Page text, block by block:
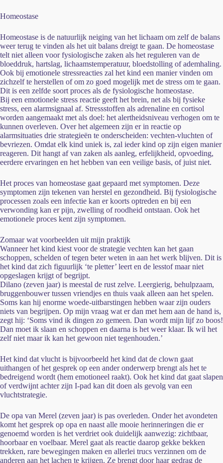
Homeostase
Homeostase is de natuurlijk neiging van het lichaam om zelf de balans
weer terug te vinden als het uit balans dreigt te gaan. De homeostase
telt niet alleen voor fysiologische zaken als het reguleren van de
bloeddruk, hartslag, lichaamstemperatuur, bloedstolling of ademhaling.
Ook bij emotionele stressreacties zal het kind een manier vinden om
zichzelf te herstellen of om zo goed mogelijk met de stress om te gaan.
Dit is een zelfde soort proces als de fysiologische homeostase.
Bij een emotionele stress reactie geeft het brein, net als bij fysieke
stress, een alarmsignaal af. Stressstoffen als adrenaline en cortisol
worden aangemaakt met als doel: het alertheidsniveau verhogen om te
kunnen overleven. Over het algemeen zijn er in reactie op
alarmsituaties drie strategieën te onderscheiden: vechten-vluchten of
bevriezen. Omdat elk kind uniek is, zal ieder kind op zijn eigen manier
reageren. Dit hangt af van zaken als aanleg, erfelijkheid, opvoeding,
eerdere ervaringen en het hebben van een veilige basis, of juist niet.
Het proces van homeostase gaat gepaard met symptomen. Deze
symptomen zijn tekenen van herstel en gezondheid. Bij fysiologische
processen zoals een infectie kan er koorts optreden en bij een
verwonding kan er pijn, zwelling of roodheid ontstaan. Ook het
emotionele proces kent zijn symptomen.
Zomaar wat voorbeelden uit mijn praktijk
Wanneer het kind kiest voor de strategie vechten kan het gaan
schoppen, schelden of tegen beter weten in aan het werk blijven. Dit is
het kind dat zich figuurlijk ‘te pletter’ leert en de lesstof maar niet
opgeslagen krijgt of begrijpt.
Dilano (zeven jaar) is meestal de rust zelve. Leergierig, behulpzaam,
bruggenbouwer tussen vriendjes en thuis vaak alleen aan het spelen.
Soms kan hij enorme woede-uitbarstingen hebben waar zijn ouders
niets van begrijpen. Op mijn vraag wat er dan met hem aan de hand is,
zegt hij: ‘Soms vind ik dingen zo gemeen. Dan wordt mijn lijf zo boos!
Dan moet ik slaan en schoppen en daarna is het weer klaar. Ik wil het
zelf niet maar ik kan het gewoon niet tegenhouden.’
Het kind dat vlucht is bijvoorbeeld het kind dat de clown gaat
uithangen of het gesprek op een ander onderwerp brengt als het te
bedreigend wordt (hem emotioneel raakt). Ook het kind dat gaat slapen
of verdwijnt achter zijn I-pad kan dit doen als gevolg van een
vluchtstrategie.
De opa van Merel (zeven jaar) is pas overleden. Onder het avondeten
komt het gesprek op opa en naast alle mooie herinneringen die er
genoemd worden is het verdriet ook duidelijk aanwezig: zichtbaar,
hoorbaar en voelbaar. Merel gaat als reactie daarop gekke bekken
trekken, rare bewegingen maken en allerlei trucs verzinnen om de
anderen aan het lachen te krijgen. Ze brengt door haar gedrag de